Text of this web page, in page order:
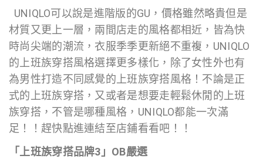
UNIQLO可以說是進階版的GU，價格雖然略貴但是
材質又更上一層，兩間店走的風格都相近，皆為快
時尚尖端的潮流，衣服季季更新絕不重複，UNIQLO
的上班族穿搭風格選擇更多樣化，除了女性外也有
為男性打造不同感覺的上班族穿搭風格！不論是正
式的上班族穿搭，又或者是想要走輕鬆休閒的上班
族穿搭，不管是哪種風格，UNIQLO都能一次滿
足！！趕快點進連結至店鋪看看吧！！
「上班族穿搭品牌3」OB嚴選